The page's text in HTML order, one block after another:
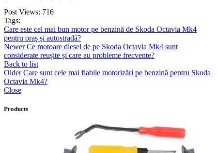
Post Views: 716
Tags:
Care este cel mai bun motor pe benzină de Skoda Octavia Mk4
pentru oraș și autostradă?
Newer Ce motoare diesel de pe Skoda Octavia Mk4 sunt
considerate reușite și care au probleme frecvente?
Back to list
Older Care sunt cele mai fiabile motorizări pe benzină pentru Skoda
Octavia Mk4?
Close
Products